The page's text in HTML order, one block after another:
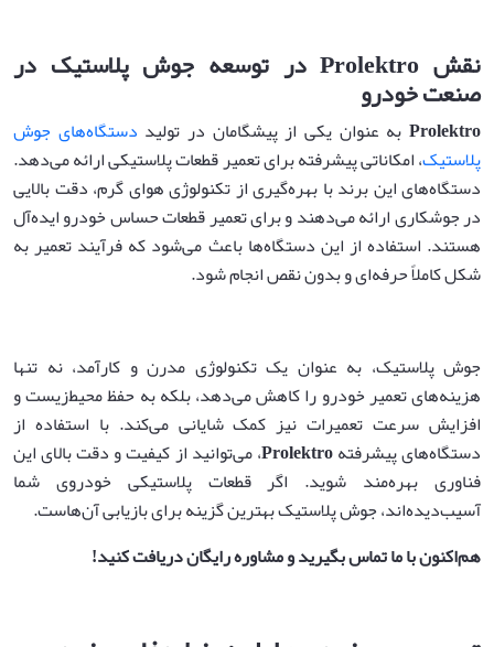
نقشProlektro در توسعه جوش پلاستیک در
صنعت خودرو
Prolektroبه عنوان یکی از پیشگامان در تولید دستگاه‌های جوش
پلاستیک، امکاناتی پیشرفته برای تعمیر قطعات پلاستیکی ارائه می‌دهد.
دستگاه‌های این برند با بهره‌گیری از تکنولوژی هوای گرم، دقت بالایی
در جوشکاری ارائه می‌دهند و برای تعمیر قطعات حساس خودرو ایده‌آل
هستند. استفاده از این دستگاه‌ها باعث می‌شود که فرآیند تعمیر به
شکل کاملاً حرفه‌ای و بدون نقص انجام شود.
جوش پلاستیک، به عنوان یک تکنولوژی مدرن و کارآمد، نه تنها
هزینه‌های تعمیر خودرو را کاهش می‌دهد، بلکه به حفظ محیط‌زیست و
افزایش سرعت تعمیرات نیز کمک شایانی می‌کند. با استفاده از
دستگاه‌های پیشرفتهProlektro، می‌توانید از کیفیت و دقت بالای این
فناوری بهره‌مند شوید. اگر قطعات پلاستیکی خودروی شما
آسیب‌دیده‌اند، جوش پلاستیک بهترین گزینه برای بازیابی آن‌هاست.
هم‌اکنون با ما تماس بگیرید و مشاوره رایگان دریافت کنید!